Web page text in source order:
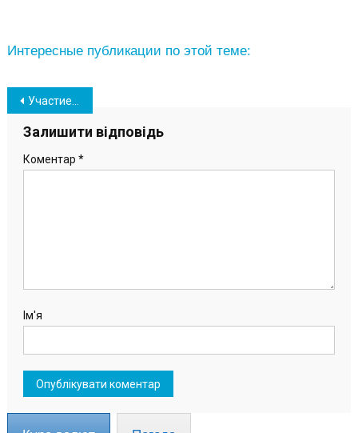
Интересные публикации по этой теме:
Навігація
записів
Участие в мероприятиях на открытом воздухе возможно только с COVID-документами – МОЗ
Залишити відповідь
Коментар *
Ім'я